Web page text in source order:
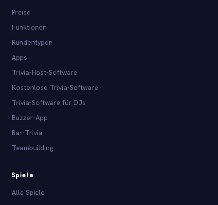
Preise
Funktionen
Rundentypen
Apps
Trivia-Host-Software
Kostenlose Trivia-Software
Trivia-Software für DJs
Buzzer-App
Bar-Trivia
Teambuilding
Spiele
Alle Spiele